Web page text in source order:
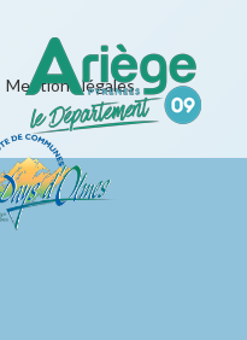
Mentions légales